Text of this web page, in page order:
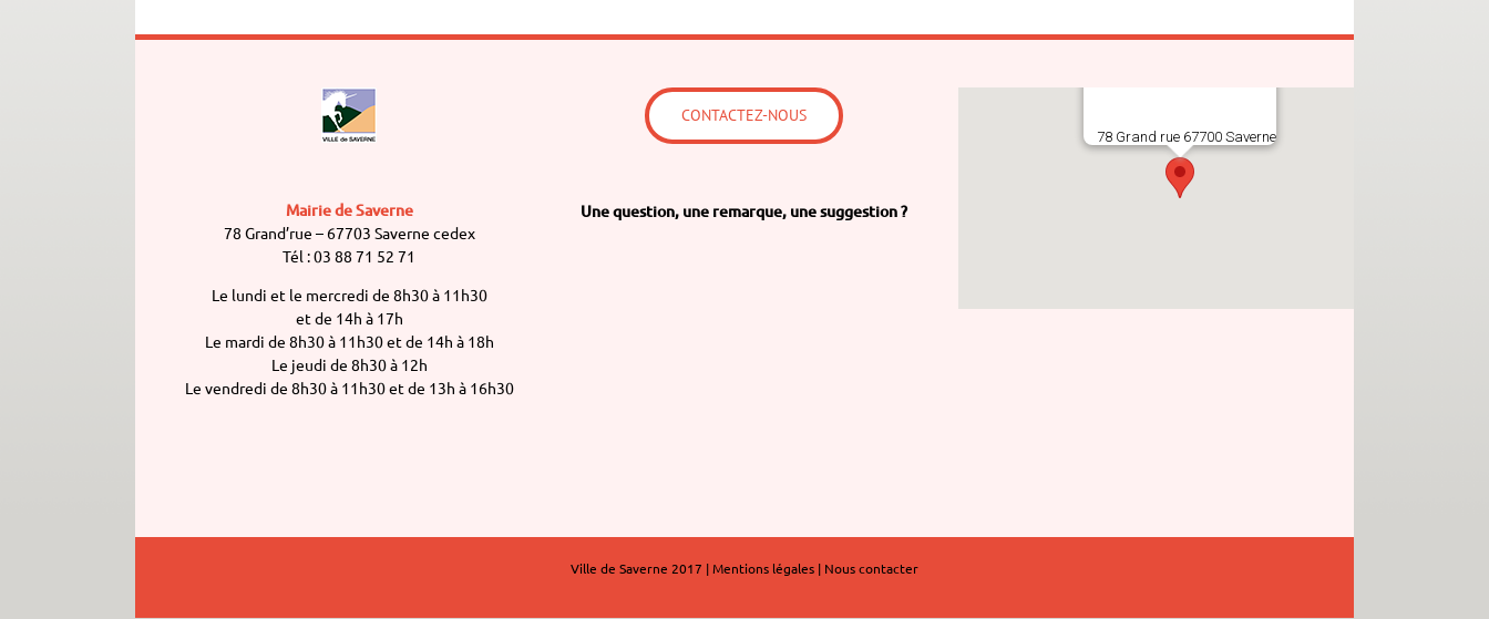
Mairie de Saverne
78 Grand’rue – 67703 Saverne cedex
Tél : 03 88 71 52 71
Le lundi et le mercredi de 8h30 à 11h30
et de 14h à 17h
Le mardi de 8h30 à 11h30 et de 14h à 18h
Le jeudi de 8h30 à 12h
Le vendredi de 8h30 à 11h30 et de 13h à 16h30
CONTACTEZ-NOUS
Une question, une remarque, une suggestion ?
78 Grand rue 67700 Saverne
Ville de Saverne 2017 |Mentions légales | Nous contacter